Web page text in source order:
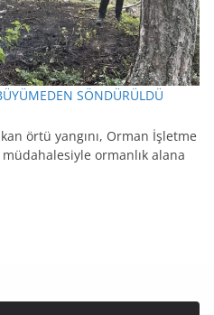
SÖNDÜRÜLDÜ
örtü yangını, Orman İşletme
ormanlık alana